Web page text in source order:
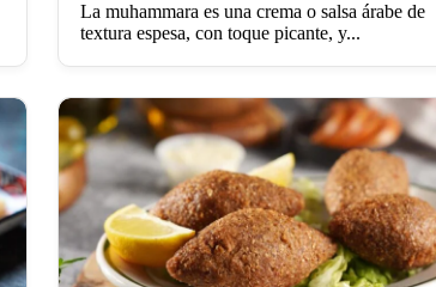
La muhammara es una crema o salsa árabe de
textura espesa, con toque picante, y...